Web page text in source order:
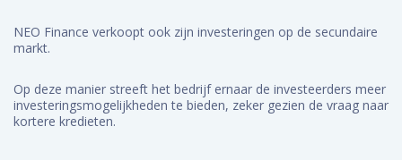
NEO Finance verkoopt ook zijn investeringen op de secundaire
markt.
Op deze manier streeft het bedrijf ernaar de investeerders meer
investeringsmogelijkheden te bieden, zeker gezien de vraag naar
kortere kredieten.